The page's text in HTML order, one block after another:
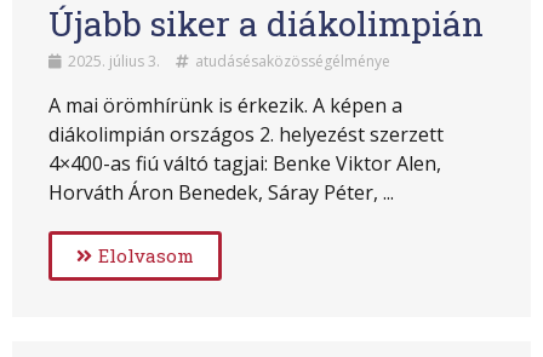
Újabb siker a diákolimpián
2025. július 3. atudásésaközösségélménye
A mai örömhírünk is érkezik. A képen a
diákolimpián országos 2. helyezést szerzett
4×400-as fiú váltó tagjai: Benke Viktor Alen,
Horváth Áron Benedek, Sáray Péter, ...
Elolvasom